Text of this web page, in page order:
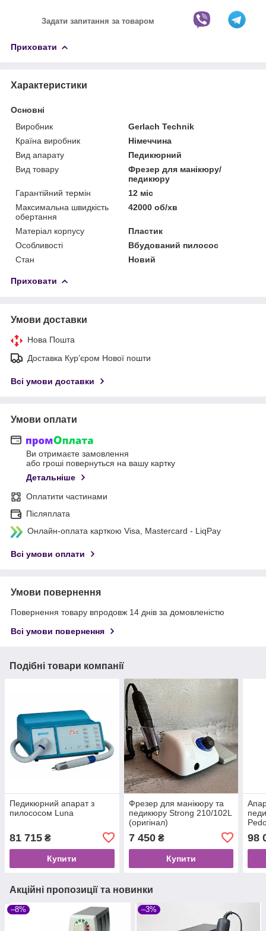
Задати запитання за товаром
Приховати
Характеристики
Основні
Виробник
Gerlach Technik
Країна виробник
Німеччина
Вид апарату
Педикюрний
Вид товару
Фрезер для манікюру/
педикюру
Гарантійний термін
12 міс
Максимальна швидкість
обертання
42000 об/хв
Матеріал корпусу
Пластик
Особливості
Вбудований пилосос
Стан
Новий
Приховати
Умови доставки
Нова Пошта
Доставка Курʼєром Нової пошти
Всі умови доставки
Умови оплати
Ви отримаєте замовлення
або гроші повернуться на вашу картку
Детальніше
Оплатити частинами
Післяплата
Онлайн-оплата карткою Visa, Mastercard - LiqPay
Всі умови оплати
Умови повернення
Повернення товару впродовж 14 днів за домовленістю
Всі умови повернення
Подібні товари компанії
Педикюрний апарат з
пилососом Luna
81 715 ₴
Купити
Фрезер для манікюру та
педикюру Strong 210/102L
(оригінал)
7 450₴
Купити
98
Акційні пропозиції та новинки
–8% –3%